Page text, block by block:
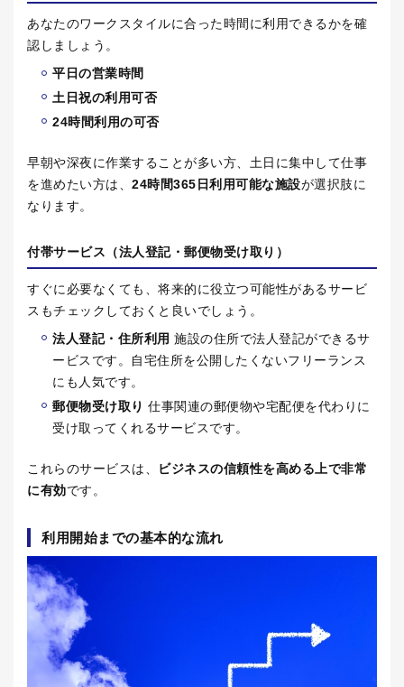
あなたのワークスタイルに合った時間に利用できるかを確
認しましょう。
平日の営業時間
土日祝の利用可否
24時間利用の可否
早朝や深夜に作業することが多い方、土日に集中して仕事
を進めたい方は、 24時間365 日利用可能な施設が選択肢に
なります。
付帯サービス（法人登記・郵便物受け取り）
すぐに必要なくても、将来的に役立つ可能性があるサービ
スもチェックしておくと良いでしょう。
法人登記・住所利用 施設の住所で法人登記ができるサ
ービスです。自宅住所を公開したくないフリーランス
にも人気です。
郵便物受け取り 仕事関連の郵便物や宅配便を代わりに
受け取ってくれるサービスです。
これらのサービスは、
ビジネスの信頼性を高める上で非常
に有効です。
利用開始までの基本的な流れ